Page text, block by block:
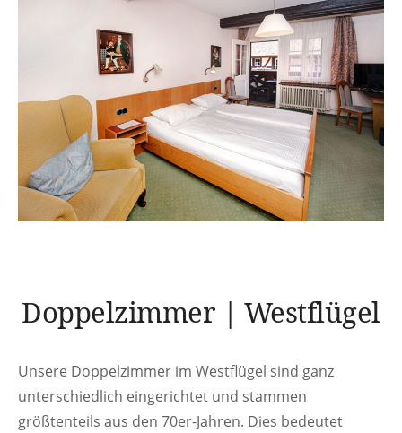
Doppelzimmer | Westflügel
Unsere Doppelzimmer im Westflügel sind ganz
unterschiedlich eingerichtet und stammen
größtenteils aus den 70er-Jahren. Dies bedeutet